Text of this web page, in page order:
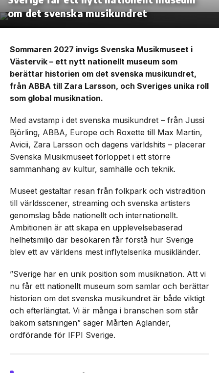
om det svenska musikundret
Sommaren 2027 invigs Svenska Musikmuseet i
Västervik – ett nytt nationellt museum som
berättar historien om det svenska musikundret,
från ABBA till Zara Larsson, och Sveriges unika roll
som global musiknation.
Med avstamp i det svenska musikundret – från Jussi
Björling, ABBA, Europe och Roxette till Max Martin,
Avicii, Zara Larsson och dagens världshits – placerar
Svenska Musikmuseet förloppet i ett större
sammanhang av kultur, samhälle och teknik.
Museet gestaltar resan från folkpark och vistradition
till världsscener, streaming och svenska artisters
genomslag både nationellt och internationellt.
Ambitionen är att skapa en upplevelsebaserad
helhetsmiljö där besökaren får förstå hur Sverige
blev ett av världens mest inflytelserika musikländer.
”Sverige har en unik position som musiknation. Att vi
nu får ett nationellt museum som samlar och berättar
historien om det svenska musikundret är både viktigt
och efterlängtat. Vi är många i branschen som står
bakom satsningen” säger Mårten Aglander,
ordförande för IFPI Sverige.